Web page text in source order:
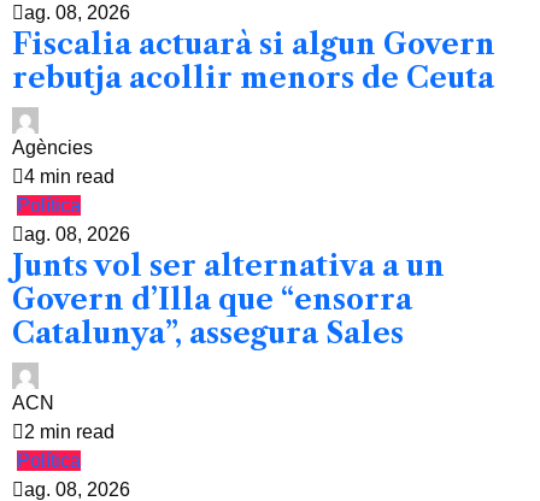
ag. 08, 2026
Fiscalia actuarà si algun Govern
rebutja acollir menors de Ceuta
Agències
4 min read
Política
ag. 08, 2026
Junts vol ser alternativa a un
Govern d’Illa que “ensorra
Catalunya”, assegura Sales
ACN
2 min read
Política
ag. 08, 2026